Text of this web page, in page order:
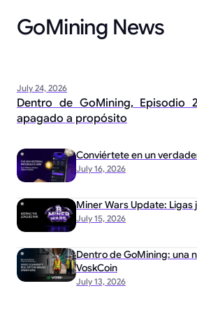
GoMining News
July 24, 2026
Dentro de GoMining, Episodio
apagado a propósito
July 16, 2026
Conviértete en un
July 15, 2026
Miner Wars Update:
July 13, 2026
Dentro de GoMining: una
VoskCoin